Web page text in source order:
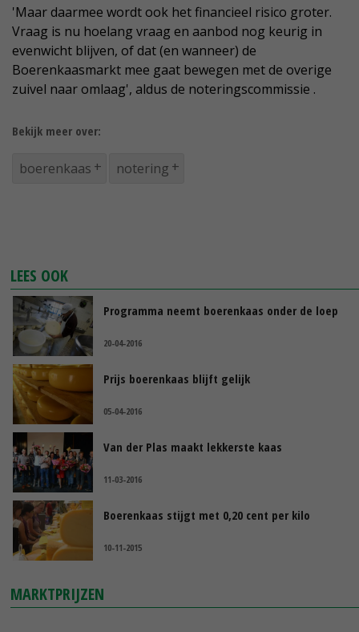
'Maar daarmee wordt ook het financieel risico groter.
Vraag is nu hoelang vraag en aanbod nog keurig in
evenwicht blijven, of dat (en wanneer) de
Boerenkaasmarkt mee gaat bewegen met de overige
zuivel naar omlaag', aldus de noteringscommissie .
Bekijk meer over:
boerenkaas notering
LEES OOK
Programma neemt boerenkaas onder de loep
20-04-2016
Prijs boerenkaas blijft gelijk
05-04-2016
Van der Plas maakt lekkerste kaas
11-03-2016
Boerenkaas stijgt met 0,20 cent per kilo
10-11-2015
MARKTPRIJZEN